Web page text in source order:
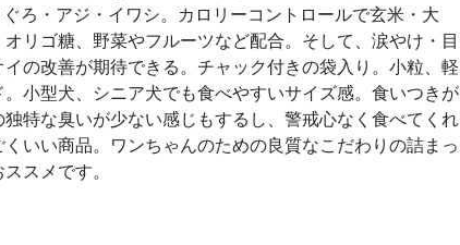
ろ・アジ・イワシ。カロリーコントロールで玄米・大
リゴ糖、野菜やフルーツなど配合。そして、涙やけ・目
の改善が期待できる。チャック付きの袋入り。小粒、軽
小型犬、シニア犬でも食べやすいサイズ感。食いつきが
特な臭いが少ない感じもするし、警戒心なく食べてくれ
いい商品。ワンちゃんのための良質なこだわりの詰まっ
スメです。